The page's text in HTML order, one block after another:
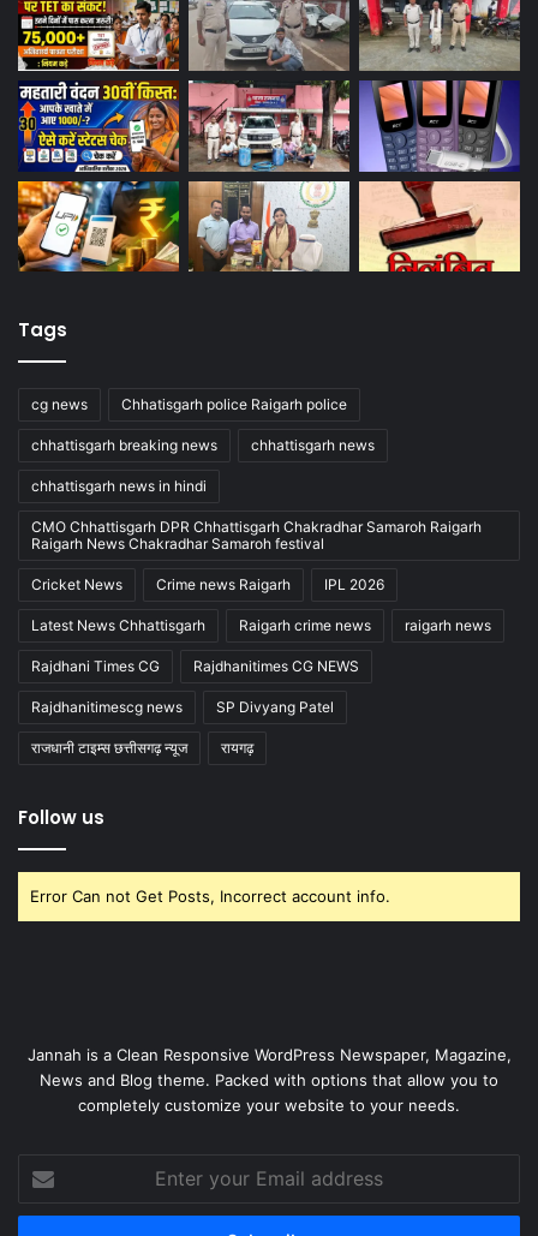
Tags
cg news Chhatisgarh police Raigarh police
chhattisgarh breaking news chhattisgarh news
chhattisgarh news in hindi
CMO Chhattisgarh DPR Chhattisgarh Chakradhar Samaroh Raigarh
Raigarh News Chakradhar Samaroh festival
Cricket News Crime news Raigarh IPL 2026
Latest News Chhattisgarh Raigarh crime news raigarh news
Rajdhani Times CG Rajdhanitimes CG NEWS
Rajdhanitimescg news SP Divyang Patel
राजधानी टाइम्स छत्तीसगढ़ न्यूज रायगढ़
Follow us
Error Can not Get Posts, Incorrect account info.
Jannah is a Clean Responsive WordPress Newspaper, Magazine,
News and Blog theme. Packed with options that allow you to
completely customize your website to your needs.
your
Email